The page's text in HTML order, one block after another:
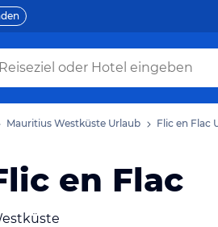
Mauritius Westküste Urlaub Flic en Flac
en Flac